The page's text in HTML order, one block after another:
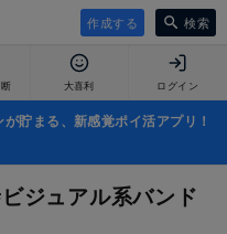
作成する 検索
大喜利 ログイン
貯まる、新感覚ポイ活アプリ！
ジュアル系バンド